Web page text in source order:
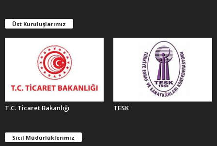
E
R
Üst Kuruluşlarımız
T.C. Ticaret Bakanlığı TESK
Sicil Müdürlüklerimiz